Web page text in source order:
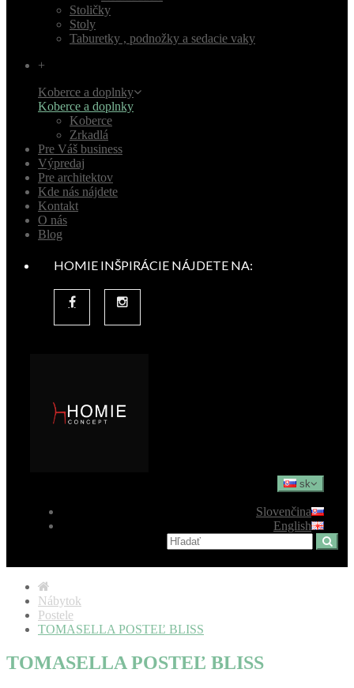
Stoličky
Stoly
Taburetky , podnožky a sedacie vaky
+
Koberce a doplnky
Koberce a doplnky
Koberce
Zrkadlá
Pre Váš business
Výpredaj
Pre architektov
Kde nás nájdete
Kontakt
O nás
Blog
HOMIE INŠPIRÁCIE NÁJDETE NA:
sk
Slovenčina
English
Nábytok
Postele
TOMASELLA POSTEĽ BLISS
TOMASELLA POSTEĽ BLISS